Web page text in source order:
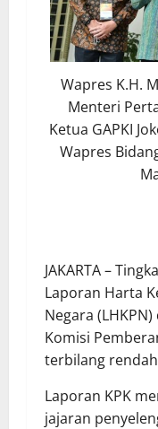
Wapres K.H.
Menteri
Ketua GAPKI
Wapres
JAKARTA –
Laporan Harta
Negara
Komisi
terbilang
Laporan KPK
jajaran